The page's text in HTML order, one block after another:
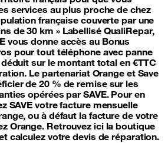
services au plus proche de chez
française couverte par une
de 30 km » Labellisé QualiRepar,
vous donne accès au Bonus
pour tout téléphone avec panne
sur le montant total en €TTC
Le partenariat Orange et Save
de 20 % de remise sur les
opérées par SAVE. Pour en
SAVE votre facture mensuelle
ou à défaut la facture de votre
Orange. Retrouvez ici la boutique
calculez votre devis de réparation.